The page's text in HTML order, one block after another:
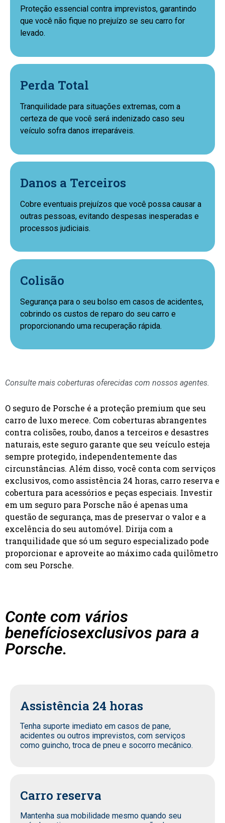
Proteção essencial contra imprevistos, garantindo
que você não fique no prejuízo se seu carro for
levado.
Perda Total
Tranquilidade para situações extremas, com a
certeza de que você será indenizado caso seu
veículo sofra danos irreparáveis.
Danos a Terceiros
Cobre eventuais prejuízos que você possa causar a
outras pessoas, evitando despesas inesperadas e
processos judiciais.
Colisão
Segurança para o seu bolso em casos de acidentes,
cobrindo os custos de reparo do seu carro e
proporcionando uma recuperação rápida.
Consulte mais coberturas oferecidas com nossos agentes.
O seguro de Porsche é a proteção premium que seu
carro de luxo merece. Com coberturas abrangentes
contra colisões, roubo, danos a terceiros e desastres
naturais, este seguro garante que seu veículo esteja
sempre protegido, independentemente das
circunstâncias. Além disso, você conta com serviços
exclusivos, como assistência 24 horas, carro reserva e
cobertura para acessórios e peças especiais. Investir
em um seguro para Porsche não é apenas uma
questão de segurança, mas de preservar o valor e a
excelência do seu automóvel. Dirija com a
tranquilidade que só um seguro especializado pode
proporcionar e aproveite ao máximo cada quilômetro
com seu Porsche.
Conte com vários
benefíciosexclusivos para a
Porsche.
Assistência 24 horas
Tenha suporte imediato em casos de pane,
acidentes ou outros imprevistos, com serviços
como guincho, troca de pneu e socorro mecânico.
Carro reserva
Mantenha sua mobilidade mesmo quando seu